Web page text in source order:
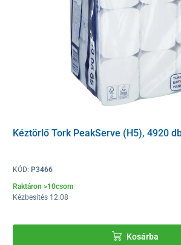
Kéztörlő Tork PeakServe (H5), 4920
KÓD: P3466
Raktáron >10csom
Kézbesítés 12.08
Kosárba